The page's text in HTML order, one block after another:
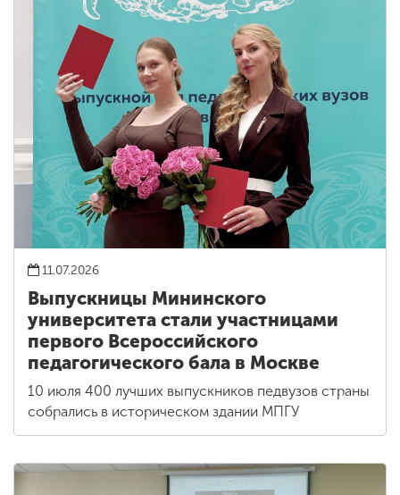
11.07.2026
Выпускницы Мининского
университета стали участницами
первого Всероссийского
педагогического бала в Москве
10 июля 400 лучших выпускников педвузов страны
собрались в историческом здании МПГУ